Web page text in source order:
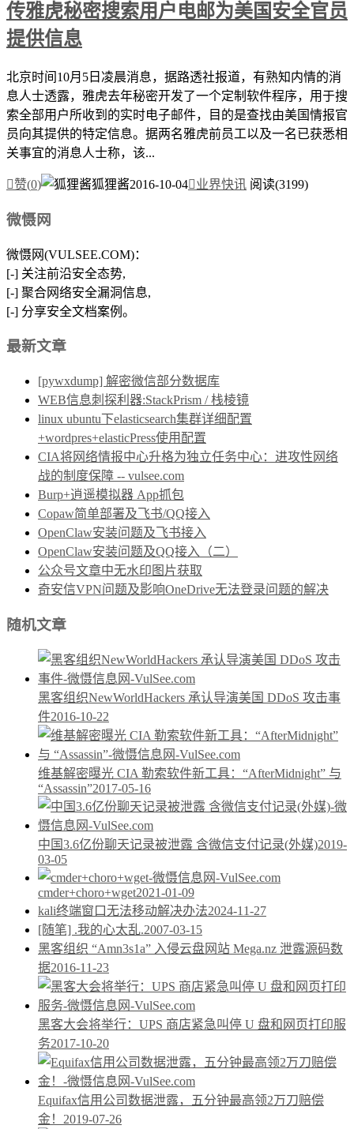
传雅虎秘密搜索用户电邮为美国安全官员
提供信息
北京时间10月5日凌晨消息，据路透社报道，有熟知内情的消
息人士透露，雅虎去年秘密开发了一个定制软件程序，用于搜
索全部用户所收到的实时电子邮件，目的是查找由美国情报官
员向其提供的特定信息。据两名雅虎前员工以及一名已获悉相
关事宜的消息人士称，该...
赞(0) 狐狸酱2016-10-04业界快讯 阅读(3199)
微慑网
微慑网(VULSEE.COM)：
[-] 关注前沿安全态势,
[-] 聚合网络安全漏洞信息,
[-] 分享安全文档案例。
最新文章
[pywxdump] 解密微信部分数据库
WEB信息刺探利器:StackPrism / 栈棱镜
linux ubuntu下elasticsearch集群详细配置
+wordpres+elasticPress使用配置
CIA将网络情报中心升格为独立任务中心：进攻性网络
战的制度保障 -- vulsee.com
Burp+逍遥模拟器 App抓包
Copaw简单部署及飞书/QQ接入
OpenClaw安装问题及飞书接入
OpenClaw安装问题及QQ接入（二）
公众号文章中无水印图片获取
奇安信VPN问题及影响OneDrive无法登录问题的解决
随机文章
黑客组织NewWorldHackers 承认导演美国 DDoS 攻击事
件2016-10-22
维基解密曝光 CIA 勒索软件新工具：“AfterMidnight” 与
“Assassin”2017-05-16
中国3.6亿份聊天记录被泄露 含微信支付记录(外媒)2019-
03-05
cmder+choro+wget2021-01-09
kali终端窗口无法移动解决办法2024-11-27
[随笔] .我的心太乱.2007-03-15
黑客组织 “Amn3s1a” 入侵云盘网站 Mega.nz 泄露源码数
据2016-11-23
黑客大会将举行：UPS 商店紧急叫停 U 盘和网页打印服
务2017-10-20
Equifax信用公司数据泄露，五分钟最高领2万刀赔偿
金！ 2019-07-26